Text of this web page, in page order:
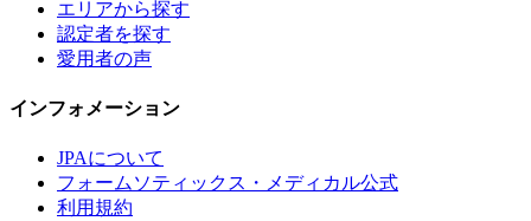
エリアから探す
認定者を探す
愛用者の声
インフォメーション
JPAについて
フォームソティックス・メディカル公式
利用規約